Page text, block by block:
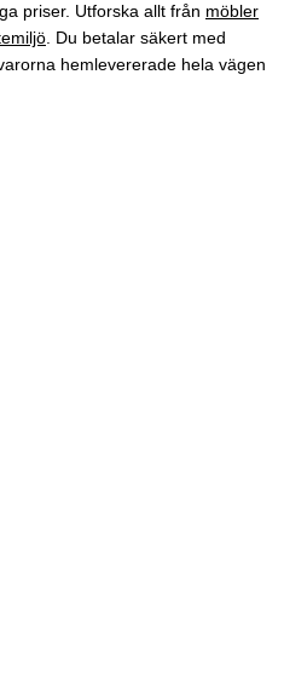
priser. Utforska allt från möbler
. Du betalar säkert med
hemlevererade hela vägen